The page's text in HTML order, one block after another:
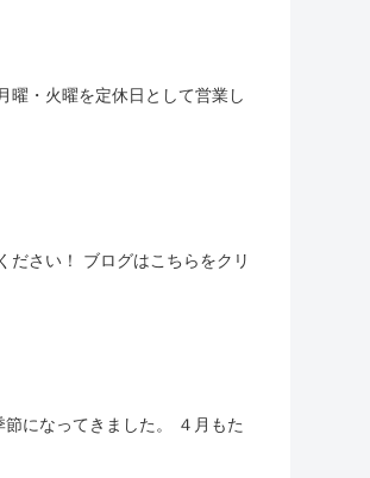
曜・火曜を定休日として営業し
ださい！ ブログはこちらをクリ
になってきました。 ４月もた